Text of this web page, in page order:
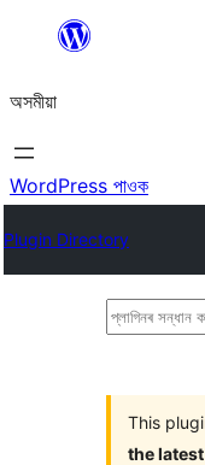
বিষয়বস্তুলৈ
যাওক
অসমীয়া
WordPress পাওক
Plugin Directory
প্লাগিনৰ
This
the